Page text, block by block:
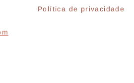
Política de privacidade